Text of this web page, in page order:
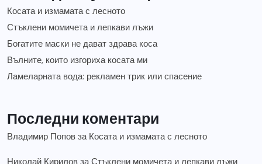
Косата и измамата с лесното
Стъклени момичета и лепкави лъжи
Богатите маски не дават здрава коса
Вълните, които изгориха косата ми
Ламеларната вода: рекламен трик или спасение
Последни коментари
Владимир Попов за Косата и измамата с лесното
Николай Кирилов заСтъклени момичета и лепкави лъжи